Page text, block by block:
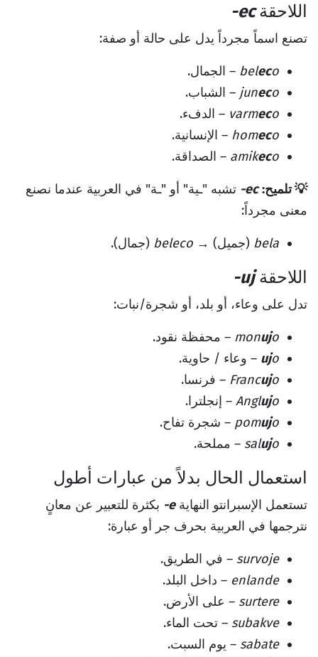
اللاحقة-ec
تصنع اسماً مجرداً يدل على حالة أو صفة:
beleco
– الجمال.
juneco
– الشباب.
varmeco
– الدفء.
homeco
– الإنسانية.
amikeco – الصداقة.
💡 تلميح: -ec تشبه "ـية" أو "ـة" في العربية عندما نصنع
معنى مجرداً:
bela (جميل) → beleco (جمال).
اللاحقة-uj
تدل على وعاء، أو بلد، أو شجرة/نبات:
monujo
– محفظة نقود.
ujo
– وعاء / حاوية.
Francujo
– فرنسا.
Anglujo
– إنجلترا.
pomujo
– شجرة تفاح.
salujo – مملحة.
استعمال الحال بدلاً من عبارات أطول
تستعمل الإسبرانتو النهاية-e بكثرة للتعبير عن معانٍ
نترجمها في العربية بحرف جر أو عبارة:
survoje – في الطريق.
enlande – داخل البلد.
surtere – على الأرض.
subakve – تحت الماء.
sabate – يوم السبت.